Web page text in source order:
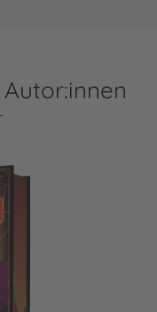
the Skies fade in